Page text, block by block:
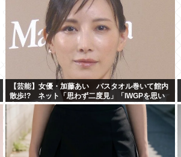
【芸能】女優・加藤あい バスタオル巻いて館内
散歩!? ネット「思わず二度見」「IWGPを思い
出す」「セクシーサンキュー」